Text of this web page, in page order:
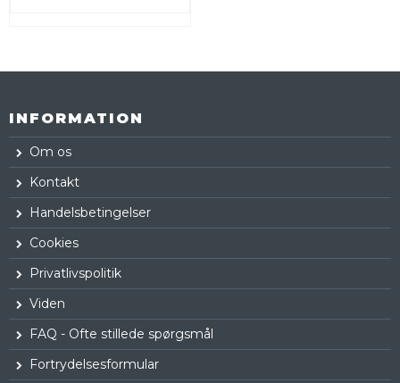
INFORMATION
Om os
Kontakt
Handelsbetingelser
Cookies
Privatlivspolitik
Viden
FAQ - Ofte stillede spørgsmål
Fortrydelsesformular